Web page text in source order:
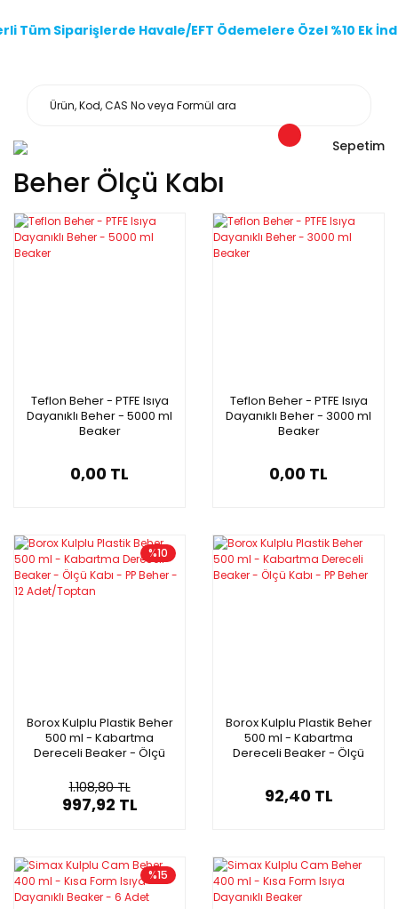
Tüm Siparişlerde Havale/EFT Ödemelere Özel %10 Ek
Sepetim
Beher Ölçü Kabı
Teflon Beher - PTFE Isıya
Dayanıklı Beher - 5000 ml
Beaker
0,00 TL
Teflon Beher - PTFE Isıya
Dayanıklı Beher - 3000 ml
Beaker
0,00 TL
%10
Borox Kulplu Plastik Beher
500 ml - Kabartma
Dereceli Beaker - Ölçü
Adet/Toptan
1.108,80 TL
997,92 TL
Borox Kulplu Plastik Beher
500 ml - Kabartma
Dereceli Beaker - Ölçü
92,40 TL
%15